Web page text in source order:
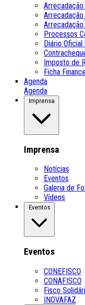
Arrecadação
Arrecadação
Processos
Diário Oficial
Imposto de
Ficha
Agenda
Agenda
Imprensa
Imprensa
Notícias
Eventos
Galeria de
Vídeos
Eventos
Eventos
CONEFISCO
CONAFISCO
Fisco
INOVAFAZ